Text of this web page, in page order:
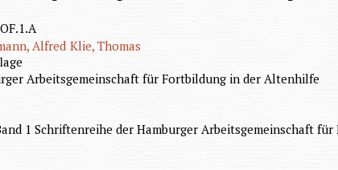
Alfred Klie, Thomas
Arbeitsgemeinschaft für Fortbildung in der Altenhilfe
1 Schriftenreihe der Hamburger Arbeitsgemeinschaft